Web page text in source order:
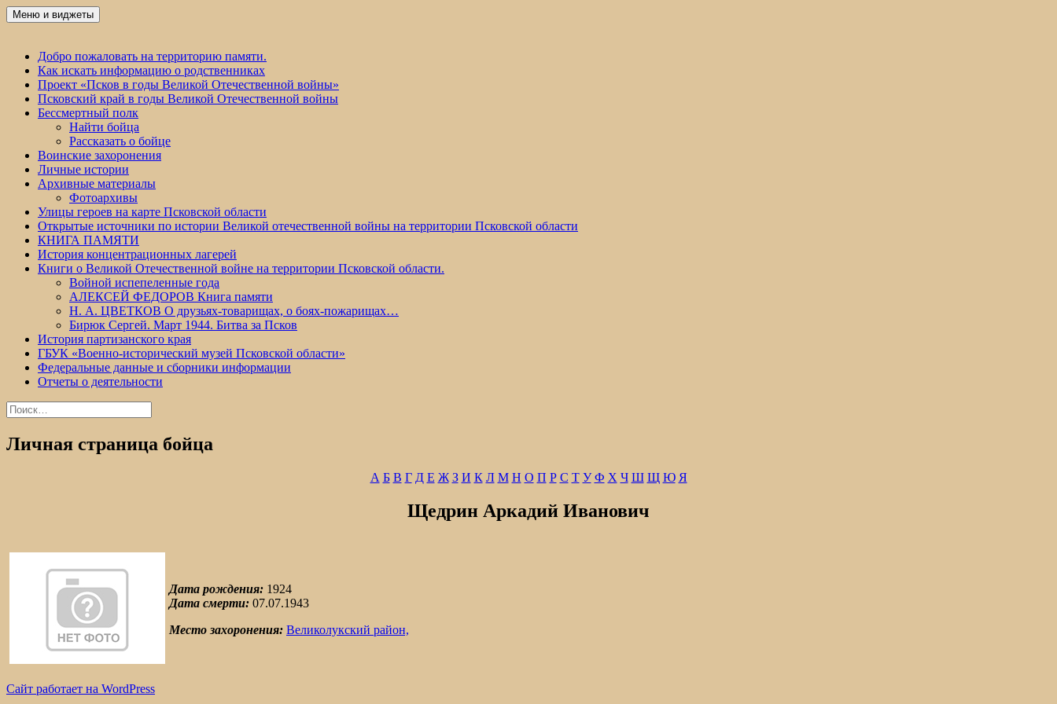
Перейти
к
Победа 60
Меню и виджеты
Добро пожаловать на территорию памяти.
Как искать информацию о родственниках
Проект «Псков в годы Великой Отечественной войны»
Псковский край в годы Великой Отечественной войны
Бессмертный полк
Найти бойца
Рассказать о бойце
Воинские захоронения
Личные истории
Архивные материалы
Фотоархивы
Улицы героев на карте Псковской области
Открытые источники по истории Великой отечественной войны на территории Псковской области
КНИГА ПАМЯТИ
История концентрационных лагерей
Книги о Великой Отечественной войне на территории Псковской области.
Войной испепеленные года
АЛЕКСЕЙ ФЕДОРОВ Книга памяти
Н. А. ЦВЕТКОВ О друзьях-товарищах, о боях-пожарищах…
Бирюк Сергей. Март 1944. Битва за Псков
История партизанского края
ГБУК «Военно-исторический музей Псковской области»
Федеральные данные и сборники информации
Отчеты о деятельности
Найти:
Личная страница бойца
А Б В Г Д Е Ж З И К Л М Н О П Р С Т У Ф Х Ч Ш Щ Ю Я
Щедрин Аркадий Иванович
Дата рождения: 1924
Дата смерти: 07.07.1943
Место захоронения: Великолукский район,
Сайт работает на WordPress